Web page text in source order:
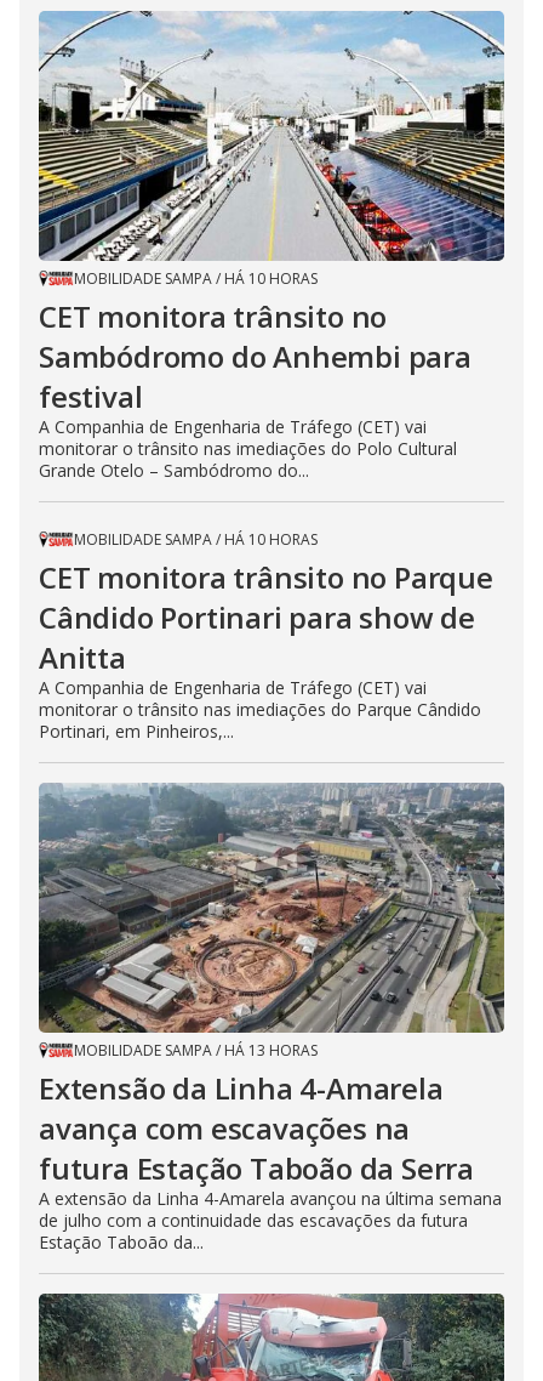
MOBILIDADE SAMPA/ HÁ 10 HORAS
CET monitora trânsito no
Sambódromo do Anhembi para
festival
A Companhia de Engenharia de Tráfego (CET) vai
monitorar o trânsito nas imediações do Polo Cultural
Grande Otelo – Sambódromo do...
MOBILIDADE SAMPA/ HÁ 10 HORAS
CET monitora trânsito no Parque
Cândido Portinari para show de
Anitta
A Companhia de Engenharia de Tráfego (CET) vai
monitorar o trânsito nas imediações do Parque Cândido
Portinari, em Pinheiros,...
MOBILIDADE SAMPA/ HÁ 13 HORAS
Extensão da Linha 4-Amarela
avança com escavações na
futura Estação Taboão da Serra
A extensão da Linha 4-Amarela avançou na última semana
de julho com a continuidade das escavações da futura
Estação Taboão da...